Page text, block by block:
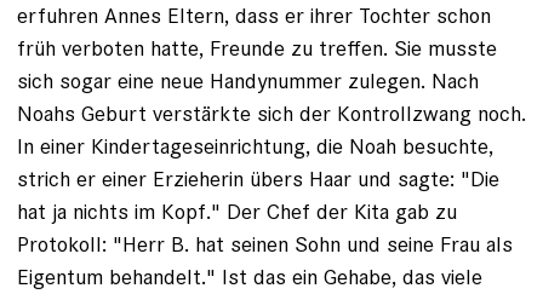
erfuhren Annes Eltern, dass er ihrer Tochter schon
früh verboten hatte, Freunde zu treffen. Sie musste
sich sogar eine neue Handy­nummer zulegen. Nach
Noahs Geburt ver­stärkte sich der Kontrollzwang noch.
In einer Kindertages­einrichtung, die Noah besuchte,
strich er einer Erzieherin übers Haar und sagte: "Die
hat ja nichts im Kopf." Der Chef der Kita gab zu
Protokoll: "Herr B. hat seinen Sohn und seine Frau als
Eigentum behandelt." Ist das ein Gehabe, das viele